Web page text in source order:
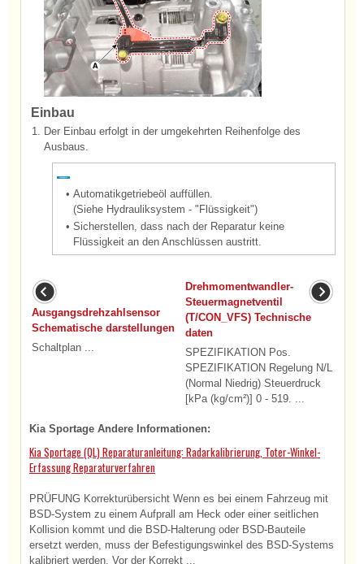
Einbau
1. Der Einbau erfolgt in der umgekehrten Reihenfolge des
Ausbaus.
• Automatikgetriebeöl auffüllen.
(Siehe Hydrauliksystem - "Flüssigkeit")
• Sicherstellen, dass nach der Reparatur keine
Flüssigkeit an den Anschlüssen austritt.
Ausgangsdrehzahlsensor
Schematische darstellungen
Schaltplan ...
Drehmomentwandler-
Steuermagnetventil
(T/CON_VFS) Technische
daten
SPEZIFIKATION Pos.
SPEZIFIKATION Regelung N/L
(Normal Niedrig) Steuerdruck
[kPa (kg/cm²)] 0 - 519. ...
Kia Sportage Andere Informationen:
Kia Sportage (QL) Reparaturanleitung: Radarkalibrierung, Toter-Winkel-
Erfassung Reparaturverfahren
PRÜFUNG Korrekturübersicht Wenn es bei einem Fahrzeug mit
BSD-System zu einem Aufprall am Heck oder einer seitlichen
Kollision kommt und die BSD-Halterung oder BSD-Bauteile
ersetzt werden, muss der Befestigungswinkel des BSD-Systems
kalibriert werden. Vor der Korrekt ...